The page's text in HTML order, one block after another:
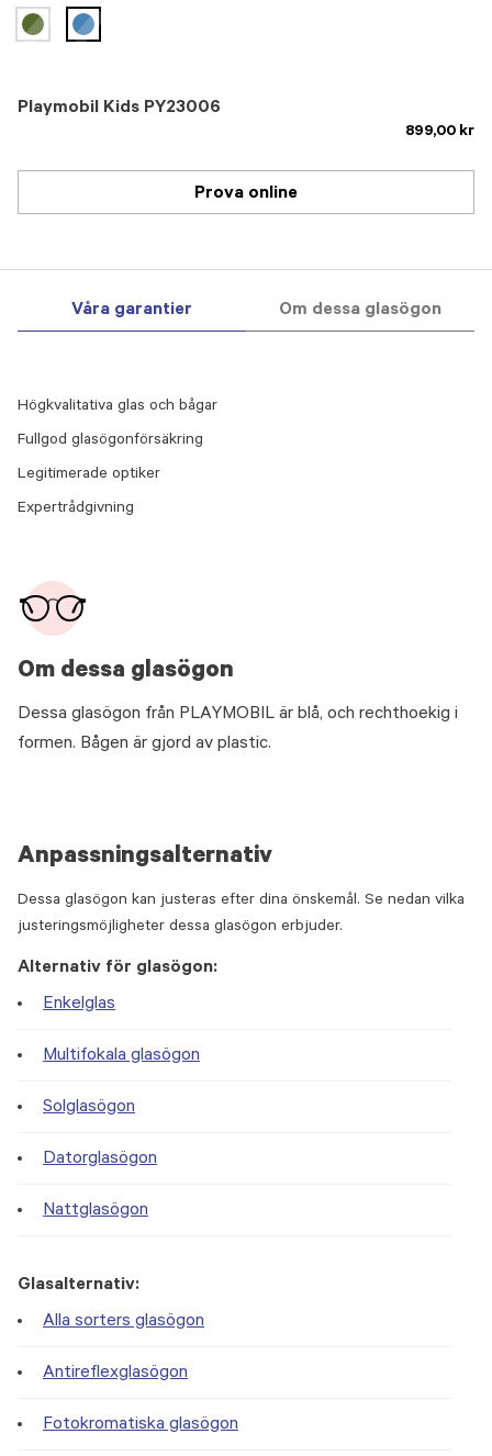
Playmobil Kids PY23006
899,00 kr
selected
Prova online
Våra garantier Om dessa glasögon
Om dessa glasögon
Dessa glasögon från PLAYMOBIL är blå, och rechthoekig i
formen. Bågen är gjord av plastic.
Högkvalitativa glas och bågar
Fullgod glasögonförsäkring
Legitimerade optiker
Expertrådgivning
Anpassningsalternativ
Dessa glasögon kan justeras efter dina önskemål. Se nedan vilka
justeringsmöjligheter dessa glasögon erbjuder.
Alternativ för glasögon:
Enkelglas
Multifokala glasögon
Solglasögon
Datorglasögon
Nattglasögon
Glasalternativ:
Alla sorters glasögon
Antireflexglasögon
Fotokromatiska glasögon